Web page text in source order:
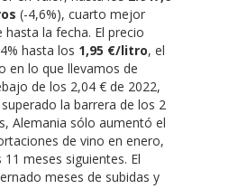
(-4,6%), cuarto mejor
la fecha. El precio
hasta los 1,95 €/litro, el
en lo que llevamos de
de los 2,04 € de 2022,
la barrera de los 2
Alemania sólo aumentó el
de vino en enero,
meses siguientes. El
meses de subidas y